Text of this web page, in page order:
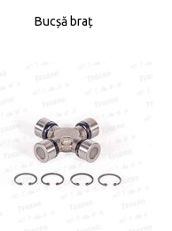
Bucșă braț